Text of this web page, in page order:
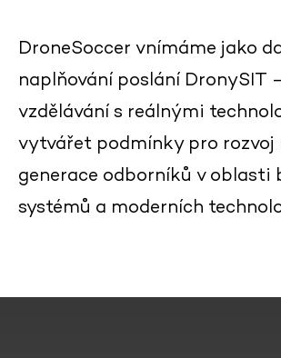
DroneSoccer vnímáme jako
naplňování poslání DronySIT
vzdělávání s reálnými
vytvářet podmínky pro rozvoj
generace odborníků v oblasti
systémů a moderních